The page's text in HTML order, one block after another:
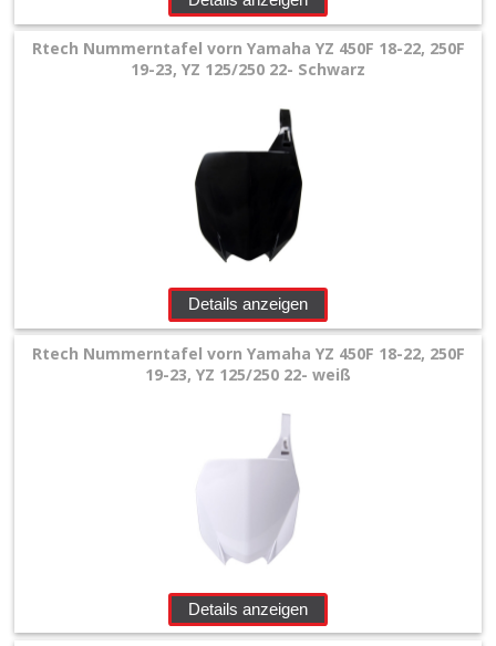
Rtech Nummerntafel vorn Yamaha YZ 450F 18-22, 250F
19-23, YZ 125/250 22- Schwarz
Details anzeigen
Rtech Nummerntafel vorn Yamaha YZ 450F 18-22, 250F
19-23, YZ 125/250 22- weiß
Details anzeigen